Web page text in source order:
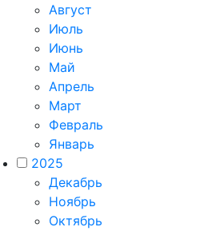
Август
Июль
Июнь
Май
Апрель
Март
Февраль
Январь
2025
Декабрь
Ноябрь
Октябрь